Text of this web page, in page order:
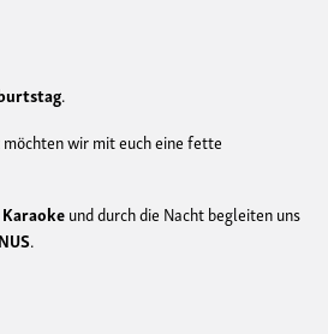
.
wir mit euch eine fette
Karaokeund durch die Nacht begleiten uns
.